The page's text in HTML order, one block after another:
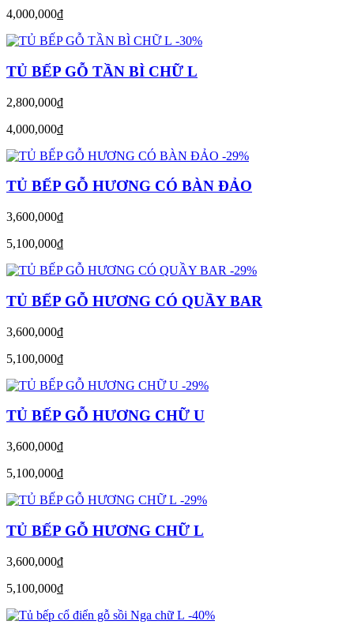
4,000,000đ
-30%
TỦ BẾP GỖ TẦN BÌ CHỮ L
2,800,000đ
4,000,000đ
-29%
TỦ BẾP GỖ HƯƠNG CÓ BÀN ĐẢO
3,600,000đ
5,100,000đ
-29%
TỦ BẾP GỖ HƯƠNG CÓ QUẦY BAR
3,600,000đ
5,100,000đ
-29%
TỦ BẾP GỖ HƯƠNG CHỮ U
3,600,000đ
5,100,000đ
-29%
TỦ BẾP GỖ HƯƠNG CHỮ L
3,600,000đ
5,100,000đ
-40%